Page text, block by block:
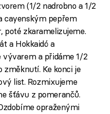
(1/2 nadrobno a 1/2
cayenským pepřem
poté zkaramelizujeme.
a Hokkaidó a
vývarem a přidáme 1/2
změknutí. Ke konci je
list. Rozmixujeme
šťávu z pomerančů.
opraženými